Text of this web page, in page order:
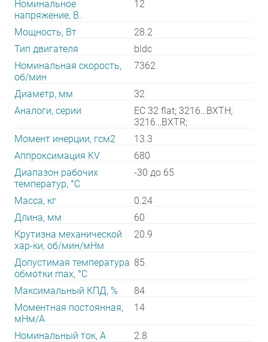
Номинальное
напряжение, В.
12
Мощность, Вт
28.2
Тип двигателя
bldc
Номинальная скорость,
об/мин
7362
Диаметр, мм
32
Аналоги, серии
EC 32 flat; 3216…BXTH;
3216…BXTR;
Момент инерции, гсм2
13.3
Аппроксимация KV
680
Диапазон рабочих
температур, °С
-30 до 65
Масса, кг
0.24
Длина, мм
60
Крутизна механической
хар-ки, об/мин/мНм
20.9
Допустимая температура
обмотки max, °С
85
Максимальный КПД, %
84
Моментная постоянная,
мНм/А
14
Номинальный ток, А
2.8